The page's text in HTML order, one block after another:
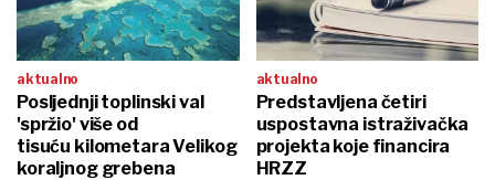
aktualno
Posljednji toplinski val
'spržio' više od
tisuću kilometara Velikog
koraljnog grebena
aktualno
Predstavljena četiri
uspostavna istraživačka
projekta koje financira
HRZZ